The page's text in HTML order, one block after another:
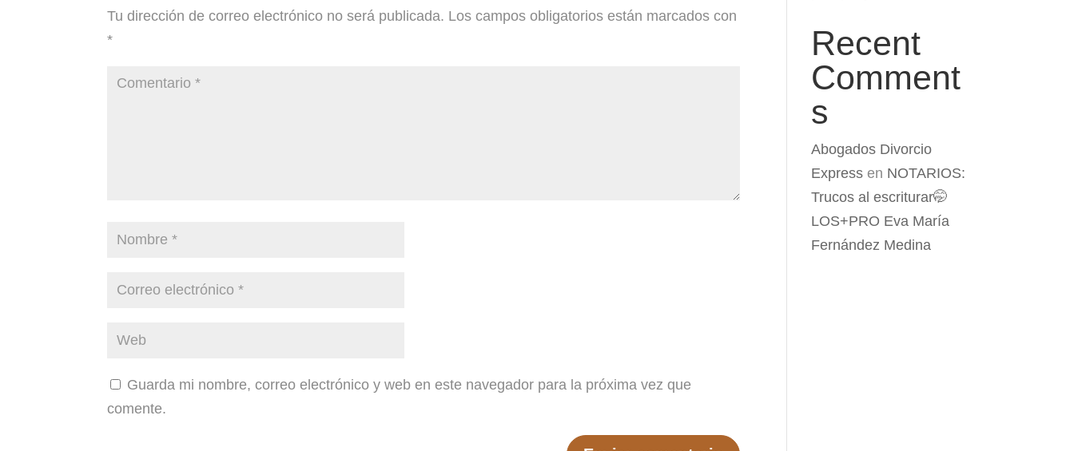
Tu dirección de correo electrónico no será publicada. Los campos obligatorios están marcados con
*
Guarda mi nombre, correo electrónico y web en este navegador para la próxima vez que
comente.
Recent
Comment
s
Abogados Divorcio
Express en NOTARIOS:
Trucos al escriturar🤭
LOS+PRO Eva María
Fernández Medina